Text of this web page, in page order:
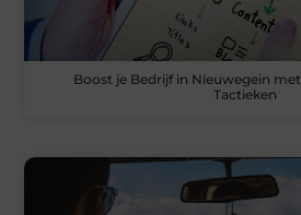
Boost je Bedrijf in Nieuwegein
Tactieken